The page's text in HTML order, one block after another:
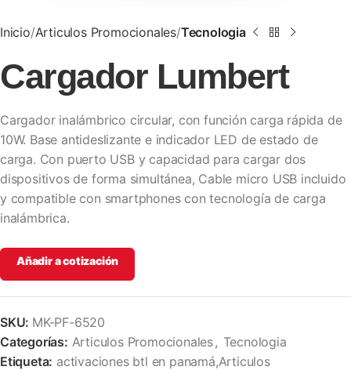
Inicio Articulos Promocionales Tecnologia
Cargador Lumbert
Cargador inalámbrico circular, con función carga rápida de
10W. Base antideslizante e indicador LED de estado de
carga. Con puerto USB y capacidad para cargar dos
dispositivos de forma simultánea, Cable micro USB incluido
y compatible con smartphones con tecnología de carga
inalámbrica.
Añadir a cotización
SKU: MK-PF-6520
Categorías: Articulos Promocionales , Tecnologia
Etiqueta: activaciones btl en panamá,Articulos